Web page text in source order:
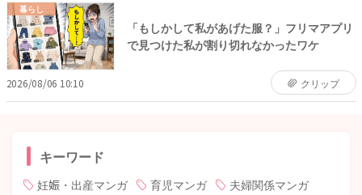
暮らし
「もしかして私があげた服？」フリマアプリ
で見つけた私が割り切れなかったワケ
2026/08/06 10:10 クリップ
キーワード
妊娠・出産マンガ 育児マンガ
夫婦関係マンガ